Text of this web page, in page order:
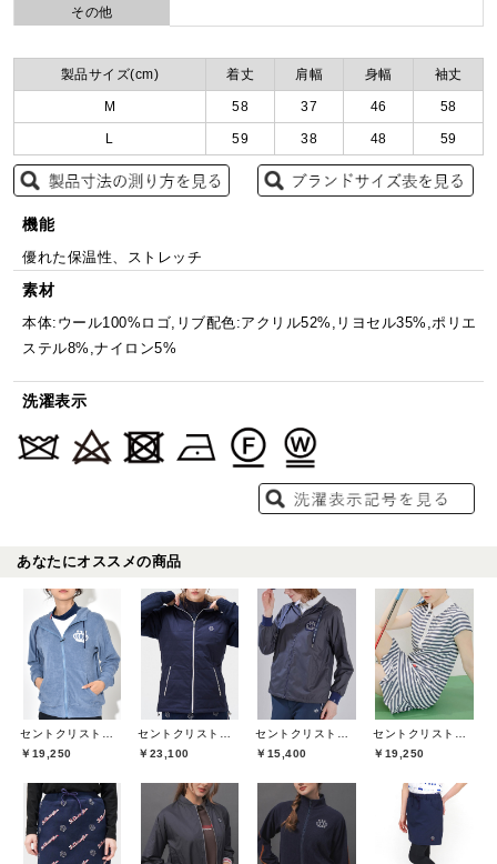
その他
製品サイズ(cm) 着丈 肩幅 身幅 袖丈
M 58 37 46 58
L 59 38 48 59
機能
優れた保温性、ストレッチ
素材
本体:ウール100%ロゴ,リブ配色:アクリル52%,リヨセル35%,ポリエ
ステル8%,ナイロン5%
洗濯表示
あなたにオススメの商品
￥19,250
￥23,100
￥15,400
￥19,250